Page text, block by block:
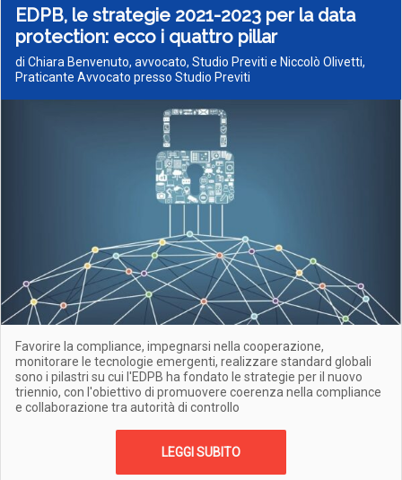
EDPB, le strategie 2021-2023 per la data
protection: ecco i quattro pillar
di Chiara Benvenuto, avvocato, Studio Previti e Niccolò Olivetti,
Praticante Avvocato presso Studio Previti
Favorire la compliance, impegnarsi nella cooperazione,
monitorare le tecnologie emergenti, realizzare standard globali
sono i pilastri su cui l'EDPB ha fondato le strategie per il nuovo
triennio, con l'obiettivo di promuovere coerenza nella compliance
e collaborazione tra autorità di controllo
LEGGI SUBITO